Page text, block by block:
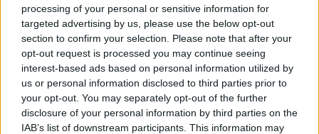
processing of your personal or sensitive information for
targeted advertising by us, please use the below opt-out
section to confirm your selection. Please note that after your
opt-out request is processed you may continue seeing
interest-based ads based on personal information utilized by
us or personal information disclosed to third parties prior to
your opt-out. You may separately opt-out of the further
disclosure of your personal information by third parties on the
IAB’s list of downstream participants. This information may
Citera
2026-07-14, 19:56
OceanDeep
Inlägg: 2 303
jadu, rock metal på det? OK. 3/5, inte fy skam! Jobba på, lägg på
lite musik och sjung lite till